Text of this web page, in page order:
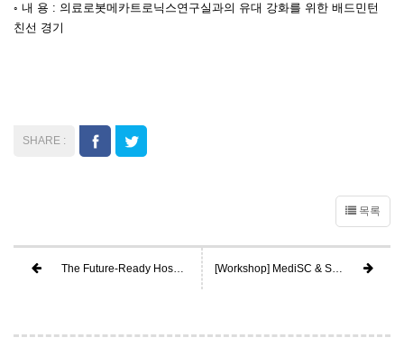
◦ 내 용 : 의료로봇메카트로닉스연구실과의 유대 강화를 위한 배드민턴
친선 경기
목록
The Future-Ready Hospital: Seoul National University Hospital [Workshop] MediSC & SUMMER Lab @Jeju Island